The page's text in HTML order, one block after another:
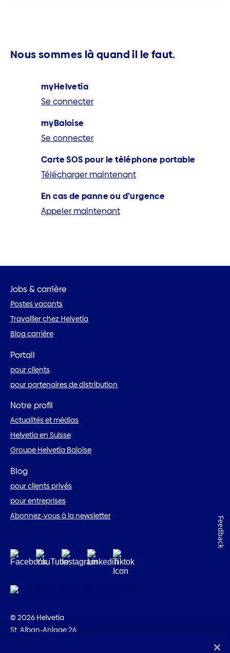
Nous sommes là quand il le faut.
myHelvetia
Se connecter
myBaloise
Se connecter
Carte SOS pour le téléphone portable
Télécharger maintenant
En cas de panne ou d’urgence
Appeler maintenant
Jobs & carrière
Postes vacants
Travailler chez Helvetia
Blog carrière
Portail
pour clients
pour partenaires de distribution
Notre profil
Actualités et médias
Helvetia en Suisse
Groupe Helvetia Baloise
Blog
pour clients privés
pour entreprises
Abonnez-vous à la newsletter
© 2026 Helvetia
St. Alban-Anlage 26
Feedback